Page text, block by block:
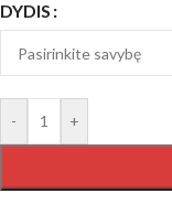
DYDIS
- +